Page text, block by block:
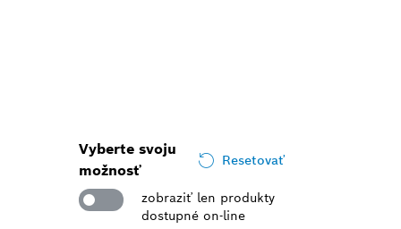
Vyberte svoju
možnosť
Resetovať
zobraziť len produkty
dostupné on-line